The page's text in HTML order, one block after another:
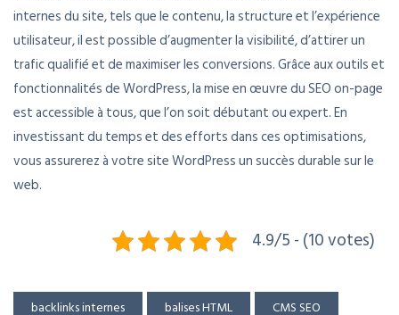
internes du site, tels que le contenu, la structure et l’expérience
utilisateur, il est possible d’augmenter la visibilité, d’attirer un
trafic qualifié et de maximiser les conversions. Grâce aux outils et
fonctionnalités de WordPress, la mise en œuvre du SEO on-page
est accessible à tous, que l’on soit débutant ou expert. En
investissant du temps et des efforts dans ces optimisations,
vous assurerez à votre site WordPress un succès durable sur le
web.
4.9/5 - (10 votes)
backlinks internes balises HTML CMS SEO